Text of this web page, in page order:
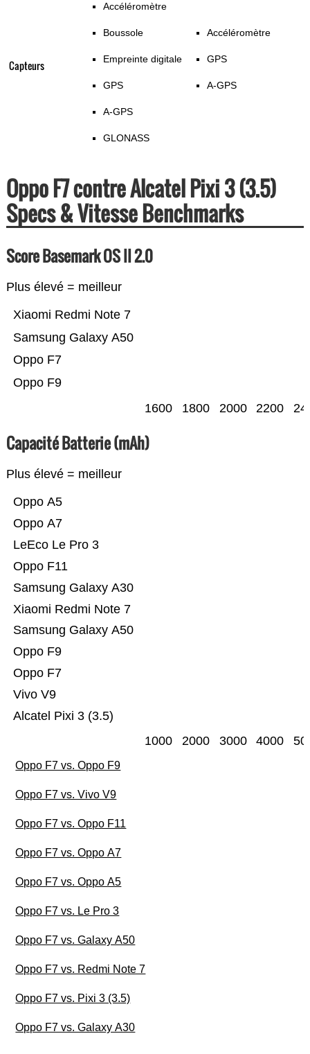
Capteurs
Accéléromètre
Boussole
Empreinte digitale
GPS
A-GPS
GLONASS
Accéléromètre
GPS
A-GPS
Oppo F7 contre Alcatel Pixi 3 (3.5)
Specs & Vitesse Benchmarks
Score Basemark OS II 2.0
Plus élevé = meilleur
Oppo F9
Oppo F7
Samsung Galaxy A50
Xiaomi Redmi Note 7
1600 1800 2000 2200
Capacité Batterie (mAh)
Plus élevé = meilleur
Alcatel Pixi 3 (3.5)
Vivo V9
Oppo F7
Oppo F9
Samsung Galaxy A50
Xiaomi Redmi Note 7
Samsung Galaxy A30
Oppo F11
LeEco Le Pro 3
Oppo A7
Oppo A5
1000 2000 3000 4000
Oppo F7 vs. Oppo F9
Oppo F7 vs. Vivo V9
Oppo F7 vs. Oppo F11
Oppo F7 vs. Oppo A7
Oppo F7 vs. Oppo A5
Oppo F7 vs. Le Pro 3
Oppo F7 vs. Galaxy A50
Oppo F7 vs. Redmi Note 7
Oppo F7 vs. Pixi 3 (3.5)
Oppo F7 vs. Galaxy A30